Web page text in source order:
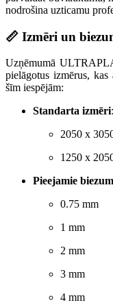
nodrošina uzticamu
📏 Izmēri un
Uzņēmumā
pielāgotus izmērus,
šīm iespējām:
Standarta izmēri:
2050 x
1250 x
Pieejamie
0.75 mm
1 mm
2 mm
3 mm
4 mm